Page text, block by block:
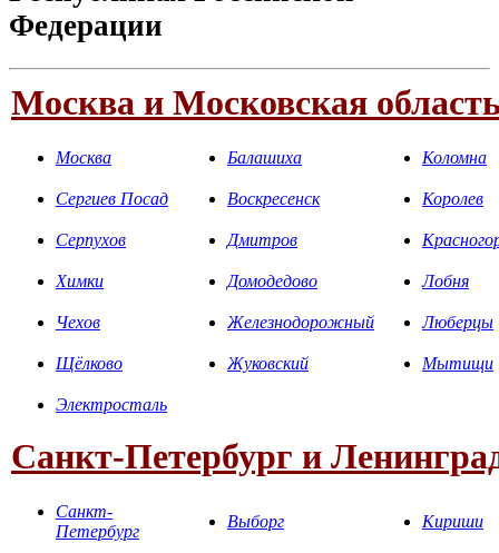
Федерации
Москва и Московская
Москва Балашиха Коломна
Сергиев Посад Воскресенск Королев
Серпухов Дмитров
Химки Домодедово Лобня
Чехов Железнодорожный Люберцы
Щёлково Жуковский Мытищи
Электросталь
Санкт-Петербург и
Санкт-
Петербург
Выборг Кириши